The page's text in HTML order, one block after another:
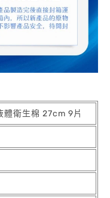
體衛生棉 27cm 9片